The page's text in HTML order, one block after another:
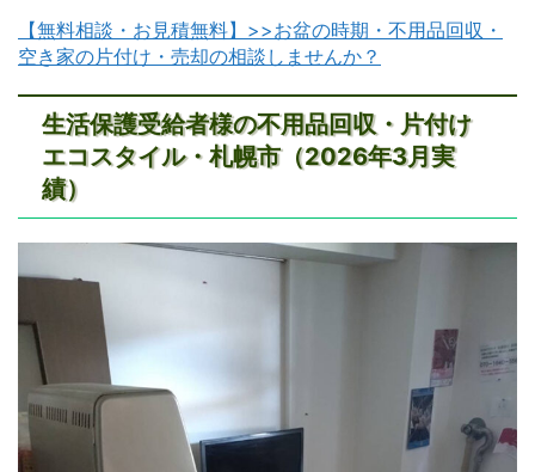
【無料相談・お見積無料】>>お盆の時期・不用品回収・
空き家の片付け・売却の相談しませんか？
生活保護受給者様の不用品回収・片付け
エコスタイル・札幌市（2026年3月実
績）